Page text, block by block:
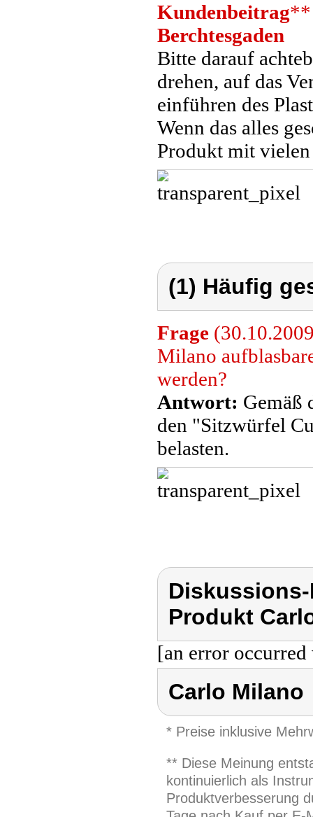
Kundenbeitrag**
Berchtesgaden
Bitte darauf
drehen, auf das
einführen des
Wenn das alles
Produkt mit
(1) Häufig
Frage
Milano
werden?
Antwort: Gemäß
den "Sitzwürfel
belasten.
Produkt
[an error
Carlo Milano
* Preise inklusive
** Diese Meinung
kontinuierlich als
Produktverbesserung